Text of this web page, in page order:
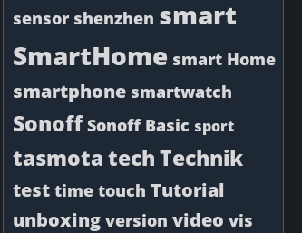
sensor shenzhen smart
SmartHome smart Home
smartphone smartwatch
Sonoff Sonoff Basic sport
tasmotatechTechnik
test time touch Tutorial
unboxing version video vis